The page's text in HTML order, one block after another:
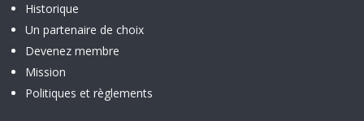
Historique
Un partenaire de choix
Devenez membre
Mission
Politiques et règlements